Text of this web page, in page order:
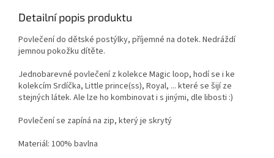
Detailní popis produktu
Povlečení do dětské postýlky, příjemné na dotek. Nedráždí
jemnou pokožku dítěte.
Jednobarevné povlečení z kolekce Magic loop, hodí se i ke
kolekcím Srdíčka, Little prince(ss), Royal, ... které se šijí ze
stejných látek. Ale lze ho kombinovat i s jinými, dle libosti :)
Povlečení se zapíná na zip, který je skrytý
Materiál: 100% bavlna